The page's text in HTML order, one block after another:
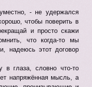
- не удержался
чтобы поверить в
и просто скажи
что когда-то мы
надеюсь этот договор
в глаза, словно что-то
напряжённая мысль, а